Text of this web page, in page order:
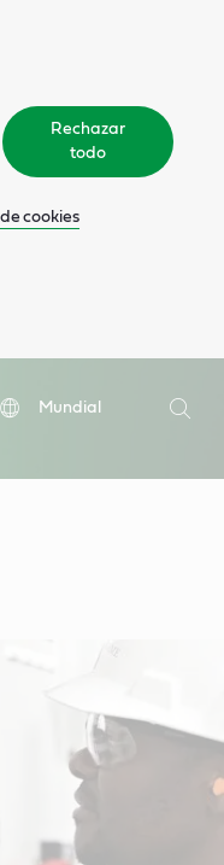
Rechazar
todo
cookies
Mundial
Search